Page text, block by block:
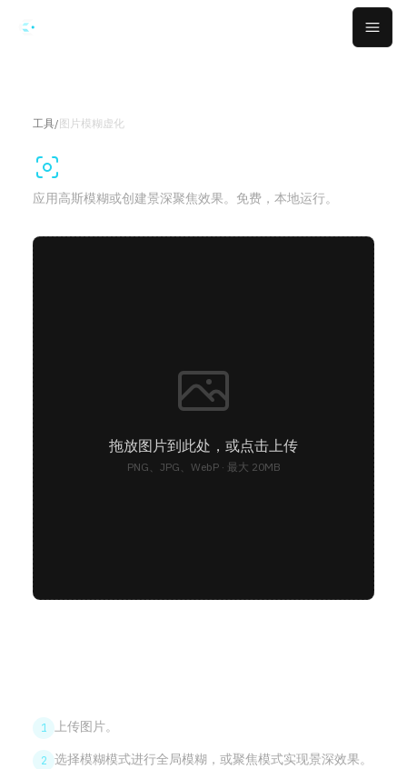
工具/ 图片模糊虚化
应用高斯模糊或创建景深聚焦效果。免费，本地运行。
拖放图片到此处，或点击上传
PNG、JPG、WebP · 最大 20MB
1 上传图片。
2 选择模糊模式进行全局模糊，或聚焦模式实现景深效果。